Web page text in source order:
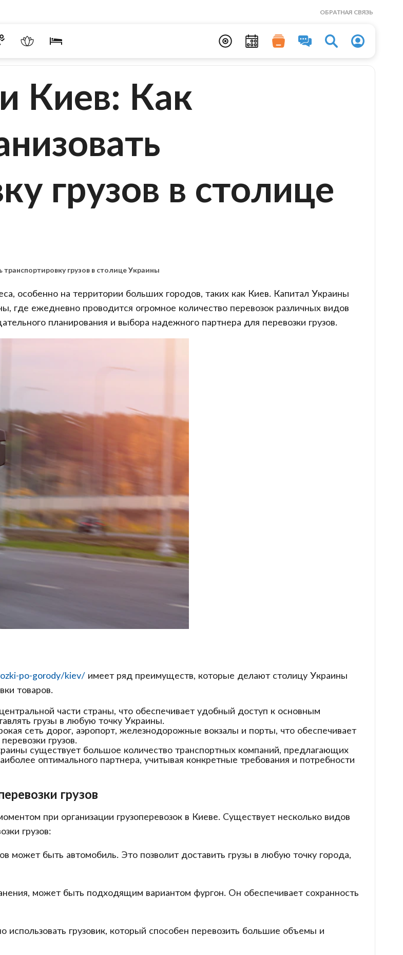
ОБРАТНАЯ СВЯЗЬ
Киев: Как
грузов в столице
грузов в столице Украины
особенно на территории больших городов, таких как Киев. Капитал Украины
где ежедневно проводится огромное количество перевозок различных видов
планирования и выбора надежного партнера для перевозки грузов.
po-gorody/kiev/имеет ряд преимуществ, которые делают столицу Украины
товаров.
части страны, что обеспечивает удобный доступ к основным
грузы в любую точку Украины.
сеть дорог, аэропорт, железнодорожные вокзалы и порты, что обеспечивает
грузов.
существует большое количество транспортных компаний, предлагающих
оптимального партнера, учитывая конкретные требования и потребности
грузов
при организации грузоперевозок в Киеве. Существует несколько видов
грузов:
быть автомобиль. Это позволит доставить грузы в любую точку города,
может быть подходящим вариантом фургон. Он обеспечивает сохранность
грузовик, который способен перевозить большие объемы и